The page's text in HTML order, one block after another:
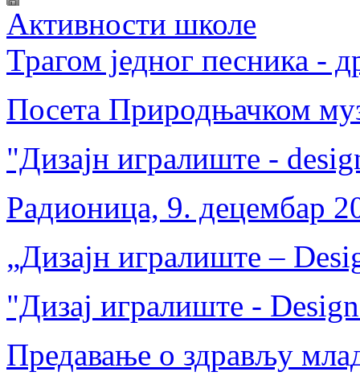
Активности школе
Трагом једног песника -
Посета Природњачком
"Дизајн игралиште -
Радионица, 9. децембар
„Дизајн игралиште –
"Дизај игралиште -
Предавање о здрављу